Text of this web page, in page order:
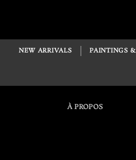
NEW ARRIVALS PAINTINGS
À PROPOS